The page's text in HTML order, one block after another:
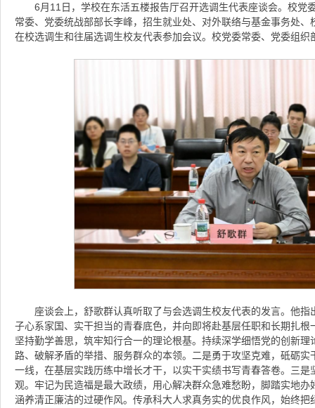
6月11日，学校在东活五楼报告厅召开选调生代表座谈会。校党
常委、党委统战部部长李峰，招生就业处、对外联络与基金事务处
在校选调生和往届选调生校友代表参加会议。校党委常委、党委组织
座谈会上，舒歌群认真听取了与会选调生校友代表的发言。他
子心系家国、实干担当的青春底色，并向即将赴基层任职和长期扎
坚持勤学善思，筑牢知行合一的理论根基。持续深学细悟党的创新
路、破解矛盾的举措、服务群众的本领。二是勇于攻坚克难，砥砺
一线，在基层实践历练中增长才干，以实干实绩书写青春答卷。三
观。牢记为民造福是最大政绩，用心解决群众急难愁盼，脚踏实地
涵养清正廉洁的过硬作风。传承科大人求真务实的优良作风，始终